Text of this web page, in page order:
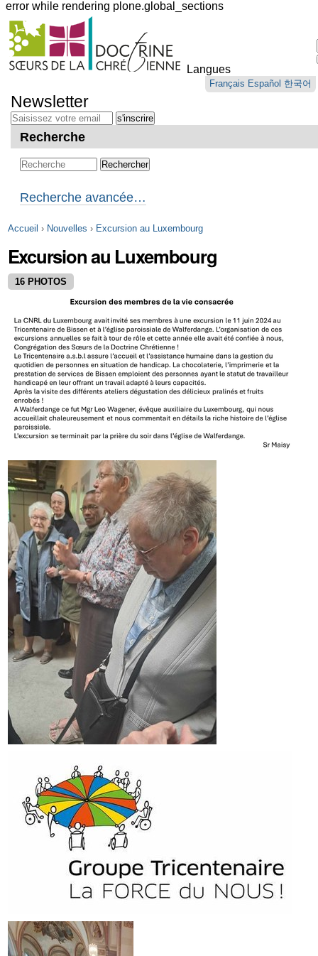
error while rendering plone.global_sections
Outils
personnels
Langues
Français Español 한국어
au
contenu.
Aller
navigation
Newsletter
Recherche
Recherche avancée…
Accueil › Nouvelles › Excursion au Luxembourg
Excursion au Luxembourg
16 PHOTOS